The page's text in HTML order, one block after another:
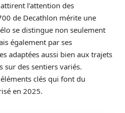
l’attention des
de Decathlon mérite une
se distingue non seulement
également par ses
adaptées aussi bien aux trajets
sur des sentiers variés.
clés qui font du
en 2025.